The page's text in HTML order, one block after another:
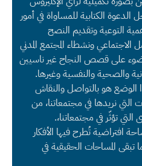
الكتابية للمساواة في أمور
التوعية وتقديم النصح
الاجتماعي ونشطاء المجتمع المدني
على قصص النجاح غير ناسيين
والصحية والنفسية وغيرها.
هو بالتواصل والنقاش
التي نريدها في مجتمعاتنا، من
تؤثّر في مجتمعاتنا،.
افتراضية تُطرح فيها الأفكار
تبقى المساحات الحقيقية في